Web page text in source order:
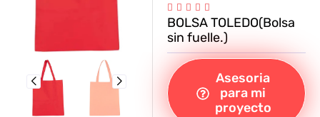
    
BOLSA TOLEDO(Bolsa
sin fuelle.)
Asesoria
para mi
proyecto